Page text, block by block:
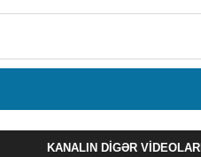
KANALIN DIGƏR VIDEOLARI